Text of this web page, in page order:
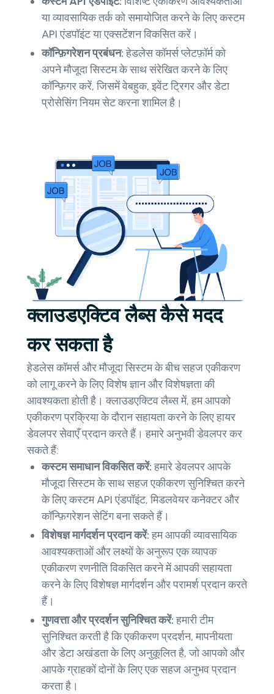
या व्यावसायिक तर्क को समायोजित करने के लिए कस्टम
API एंडपॉइंट या एक्सटेंशन विकसित करें।
कॉन्फ़िगरेशन प्रबंधन:हेडलेस कॉमर्स प्लेटफ़ॉर्म को
अपने मौजूदा सिस्टम के साथ संरेखित करने के लिए
कॉन्फ़िगर करें, जिसमें वेबहुक, इवेंट ट्रिगर और डेटा
प्रोसेसिंग नियम सेट करना शामिल है।
क्लाउडएक्टिव लैब्स कैसे मदद
कर सकता है
हेडलेस कॉमर्स और मौजूदा सिस्टम के बीच सहज एकीकरण
को लागू करने के लिए विशेष ज्ञान और विशेषज्ञता की
आवश्यकता होती है। क्लाउडएक्टिव लैब्स में, हम आपको
एकीकरण प्रक्रिया के दौरान सहायता करने के लिए हायर
डेवलपर सेवाएँ प्रदान करते हैं। हमारे अनुभवी डेवलपर कर
सकते हैं:
कस्टम समाधान विकसित करें:हमारे डेवलपर आपके
मौजूदा सिस्टम के साथ सहज एकीकरण सुनिश्चित करने
के लिए कस्टम API एंडपॉइंट, मिडलवेयर कनेक्टर और
कॉन्फ़िगरेशन सेटिंग बना सकते हैं।
विशेषज्ञ मार्गदर्शन प्रदान करें:हम आपकी व्यावसायिक
आवश्यकताओं और लक्ष्यों के अनुरूप एक व्यापक
एकीकरण रणनीति विकसित करने में आपकी सहायता
करने के लिए विशेषज्ञ मार्गदर्शन और परामर्श प्रदान करते
हैं।
गुणवत्ता और प्रदर्शन सुनिश्चित करें:हमारी टीम
सुनिश्चित करती है कि एकीकरण प्रदर्शन, मापनीयता
और डेटा अखंडता के लिए अनुकूलित है, जो आपको और
आपके ग्राहकों दोनों के लिए एक सहज अनुभव प्रदान
करता है।